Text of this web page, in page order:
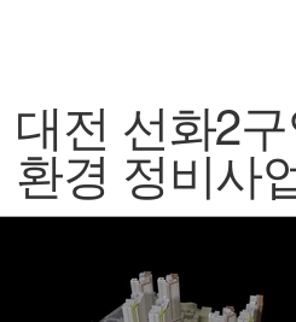
대전 선화2
환경 정비사